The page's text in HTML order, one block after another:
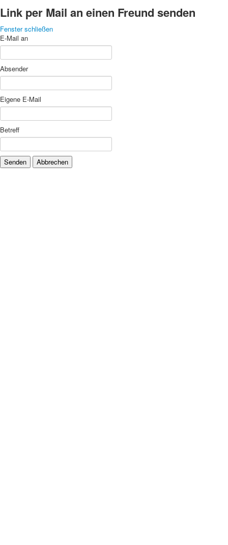
Link per Mail an einen Freund senden
Fenster schließen
E-Mail an
Absender
Eigene E-Mail
Betreff
Senden Abbrechen